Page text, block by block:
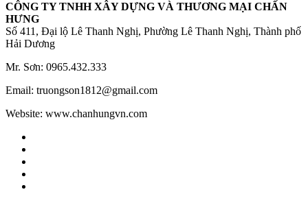
CÔNG TY TNHH XÂY DỰNG VÀ THƯƠNG MẠI CHẤN
HƯNG
Số 411, Đại lộ Lê Thanh Nghị, Phường Lê Thanh Nghị, Thành phố
Hải Dương
Mr. Sơn: 0965.432.333
Email: truongson1812@gmail.com
Website: www.chanhungvn.com